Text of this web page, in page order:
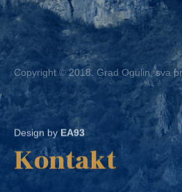
Copyright © 2018. Grad Ogulin, sva
Design byEA93
Kontakt